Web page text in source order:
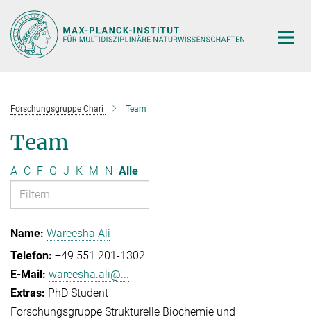
Hauptinhalt
Forschungsgruppe Chari Team
Team
A C F G J K M N Alle
Wareesha Ali
+49 551 201-1302
wareesha.ali@...
PhD Student
Forschungsgruppe Strukturelle Biochemie und